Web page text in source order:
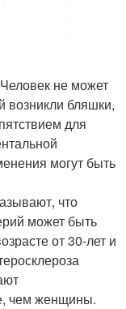
не может
возникли бляшки,
для
могут быть
что
может быть
от 30-лет и
чем женщины.